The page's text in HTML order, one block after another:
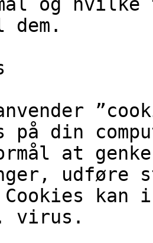
på din
at
udføre
Cookies kan
virus.